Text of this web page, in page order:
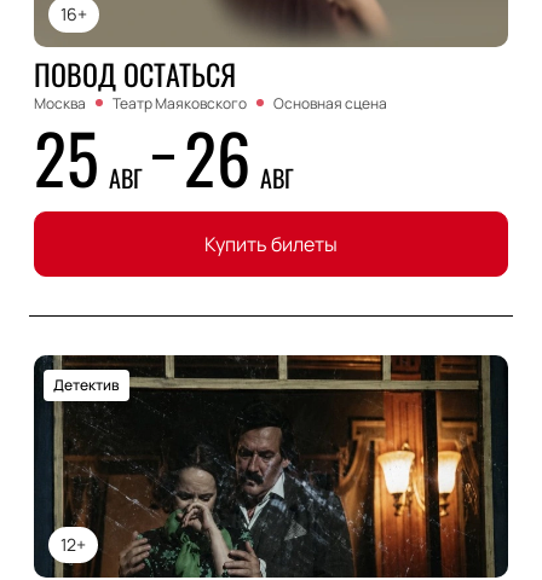
16+
ПОВОД ОСТАТЬСЯ
Москва Театр Маяковского Основная сцена
25 АВГ 26 АВГ
Купить билеты
12+
Детектив